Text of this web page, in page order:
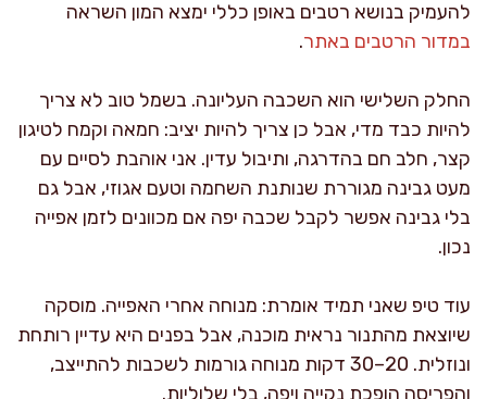
להעמיק בנושא רטבים באופן כללי ימצא המון השראה
במדור הרטבים באתר.
החלק השלישי הוא השכבה העליונה. בשמל טוב לא צריך
להיות כבד מדי, אבל כן צריך להיות יציב: חמאה וקמח לטיגון
קצר, חלב חם בהדרגה, ותיבול עדין. אני אוהבת לסיים עם
מעט גבינה מגוררת שנותנת השחמה וטעם אגוזי, אבל גם
בלי גבינה אפשר לקבל שכבה יפה אם מכוונים לזמן אפייה
נכון.
עוד טיפ שאני תמיד אומרת: מנוחה אחרי האפייה. מוסקה
שיוצאת מהתנור נראית מוכנה, אבל בפנים היא עדיין רותחת
ונוזלית. 20–30 דקות מנוחה גורמות לשכבות להתייצב,
והפריסה הופכת נקייה ויפה, בלי שלוליות.